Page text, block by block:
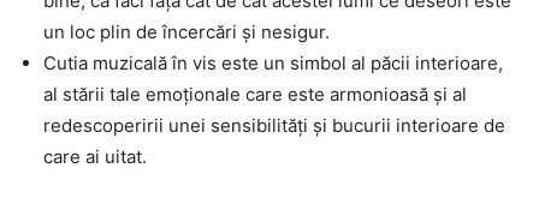
un loc plin de încercări și nesigur.
Cutia muzicală în vis este un simbol al păcii interioare,
al stării tale emoționale care este armonioasă și al
redescoperirii unei sensibilități și bucurii interioare de
care ai uitat.